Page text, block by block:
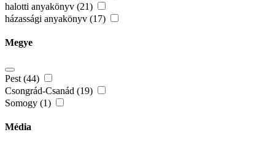
halotti anyakönyv (21)
házassági anyakönyv (17)
Megye
Pest (44)
Csongrád-Csanád (19)
Somogy (1)
Média